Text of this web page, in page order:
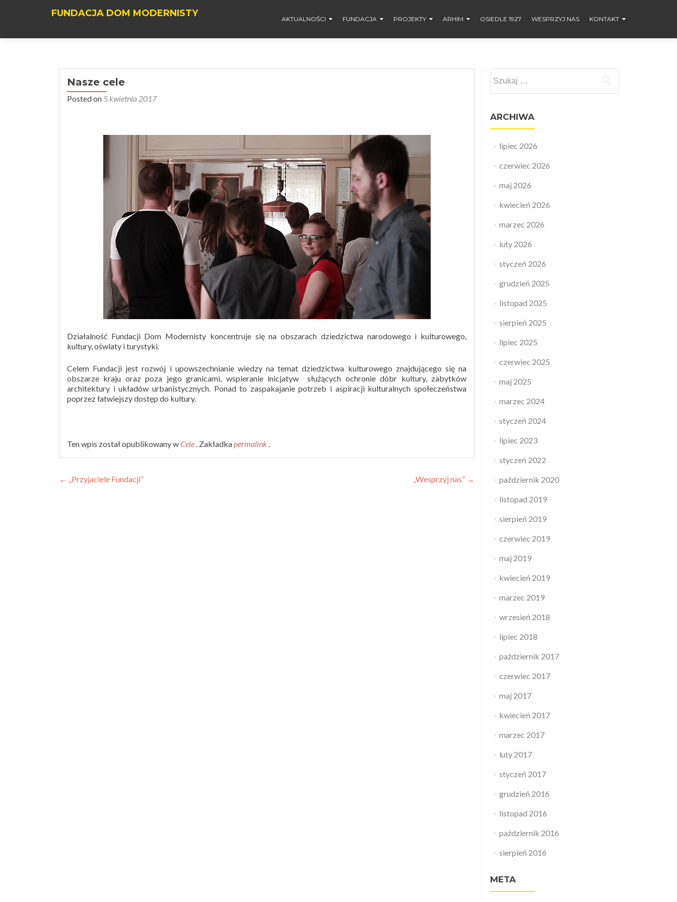
FUNDACJA DOM MODERNISTY
AKTUALNOŚCI FUNDACJA PROJEKTY ARHIM OSIEDLE 1927 WESPRZYJ NAS KONTAKT
Nasze cele
Posted on 5 kwietnia 2017
Działalność Fundacji Dom Modernisty koncentruje się na obszarach dziedzictwa narodowego i kulturowego,
kultury, oświaty i turystyki.
Celem Fundacji jest rozwój i upowszechnianie wiedzy na temat dziedzictwa kulturowego znajdującego się na
obszarze kraju oraz poza jego granicami, wspieranie inicjatyw służących ochronie dóbr kultury, zabytków
architektury i układów urbanistycznych. Ponad to zaspakajanie potrzeb i aspiracji kulturalnych społeczeństwa
poprzez łatwiejszy dostęp do kultury.
Ten wpis został opublikowany wCele . Zakładkapermalink .
Nawigacja
← „Przyjaciele Fundacji” „Wesprzyj nas” →
ARCHIWA
lipiec 2026
czerwiec 2026
maj 2026
kwiecień 2026
marzec 2026
luty 2026
styczeń 2026
grudzień 2025
listopad 2025
sierpień 2025
lipiec 2025
czerwiec 2025
maj 2025
marzec 2024
styczeń 2024
lipiec 2023
styczeń 2022
październik 2020
listopad 2019
sierpień 2019
czerwiec 2019
maj 2019
kwiecień 2019
marzec 2019
wrzesień 2018
lipiec 2018
październik 2017
czerwiec 2017
maj 2017
kwiecień 2017
marzec 2017
luty 2017
styczeń 2017
grudzień 2016
listopad 2016
październik 2016
sierpień 2016
META